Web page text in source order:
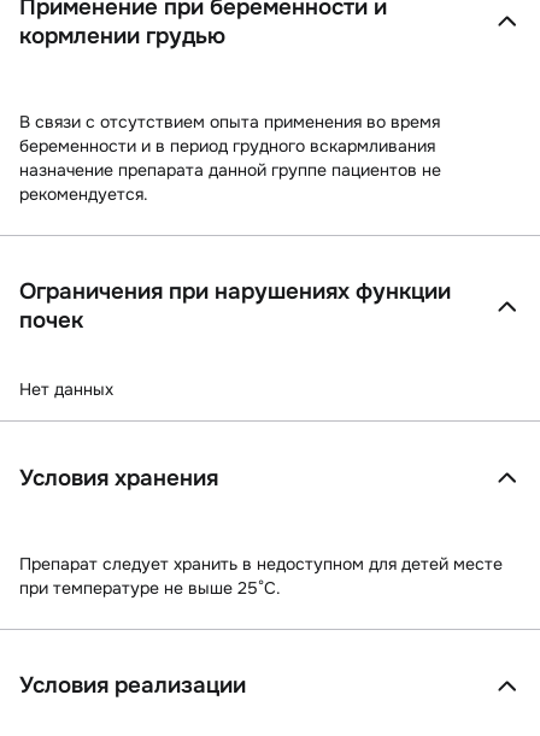
Применение при беременности и
кормлении грудью
В связи с отсутствием опыта применения во время
беременности и в период грудного вскармливания
назначение препарата данной группе пациентов не
рекомендуется.
Ограничения при нарушениях функции
почек
Нет данных
Условия хранения
Препарат следует хранить в недоступном для детей месте
при температуре не выше 25°С.
Условия реализации